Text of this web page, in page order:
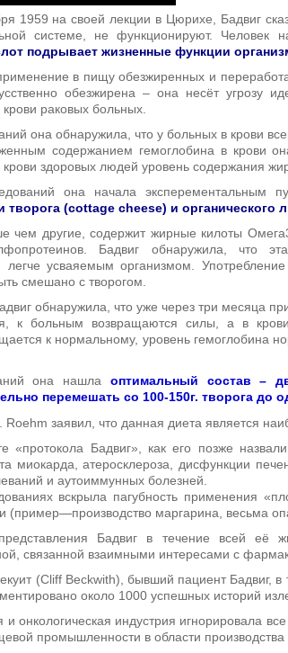
1959 на своей лекции в Цюрихе, Бадвиг
системе, не функционируют. Человек
подрывает жизненные функции
в пищу обезжиренных и
обезжирена – она несёт угрозу
раковых больных.
она обнаружила, что у больных в крови
содержанием гемоглобина в крови
крови здоровых людей уровень содержания
она начала эксперементальным
творога (cottage cheese) и органического
чем другие, содержит жирные килоты
Бадвиг обнаружила, что
легче усваяемым организмом.
смешано с творогом.
обнаружила, что уже через три месяца
к больным возвращаются силы, а в
к нормальному, уровень гемоглобина
она нашла оптимальный состав –
перемешать со 100-150г. творога до
Roehm заявил, что данная диета является
«протокола Бадвиг», как его позже
миокарда, атеросклероза, дисфункции
и аутоиммунных болезней.
вскрыла пагубность применения
(пример—производство маргарина, весьма
Бадвиг в течение всей её
связанной взаимными интересами с
(Cliff Beckwith), бывший пациент Бадвиг,
около 1000 успешных историй
онкологическая индустрия игнорировала
промышленности в области производства